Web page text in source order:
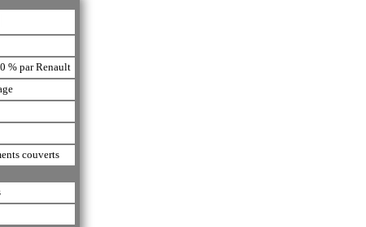
% par Renault
couverts